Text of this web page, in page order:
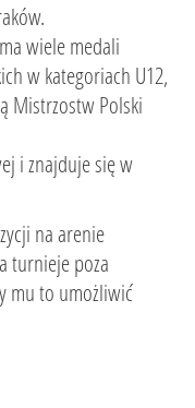
wiele medali
w kategoriach U12,
Mistrzostw Polski
i znajduje się w
na arenie
turnieje poza
mu to umożliwić